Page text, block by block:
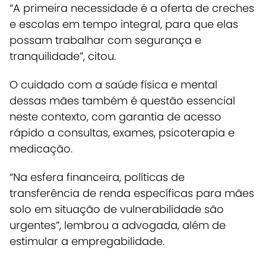
“A primeira necessidade é a oferta de creches
e escolas em tempo integral, para que elas
possam trabalhar com segurança e
tranquilidade”, citou.
O cuidado com a saúde física e mental
dessas mães também é questão essencial
neste contexto, com garantia de acesso
rápido a consultas, exames, psicoterapia e
medicação.
“Na esfera financeira, políticas de
transferência de renda específicas para mães
solo em situação de vulnerabilidade são
urgentes”, lembrou a advogada, além de
estimular a empregabilidade.